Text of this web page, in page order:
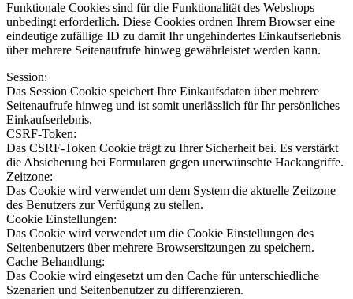
Funktionale Cookies sind für die Funktionalität des Webshops
unbedingt erforderlich. Diese Cookies ordnen Ihrem Browser eine
eindeutige zufällige ID zu damit Ihr ungehindertes Einkaufserlebnis
über mehrere Seitenaufrufe hinweg gewährleistet werden kann.
Session:
Das Session Cookie speichert Ihre Einkaufsdaten über mehrere
Seitenaufrufe hinweg und ist somit unerlässlich für Ihr persönliches
Einkaufserlebnis.
CSRF-Token:
Das CSRF-Token Cookie trägt zu Ihrer Sicherheit bei. Es verstärkt
die Absicherung bei Formularen gegen unerwünschte Hackangriffe.
Zeitzone:
Das Cookie wird verwendet um dem System die aktuelle Zeitzone
des Benutzers zur Verfügung zu stellen.
Cookie Einstellungen:
Das Cookie wird verwendet um die Cookie Einstellungen des
Seitenbenutzers über mehrere Browsersitzungen zu speichern.
Cache Behandlung:
Das Cookie wird eingesetzt um den Cache für unterschiedliche
Szenarien und Seitenbenutzer zu differenzieren.